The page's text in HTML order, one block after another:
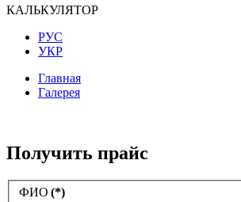
КАЛЬКУЛЯТОР
РУС
УКР
Главная
Галерея
Получить прайс
ФИО (*)